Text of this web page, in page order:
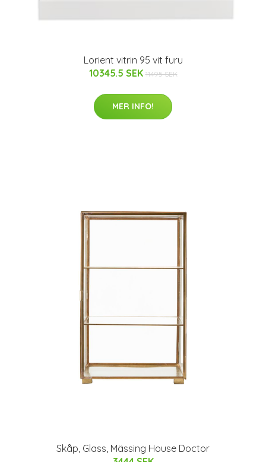
Lorient vitrin 95 vit furu
10345.5 SEK 11495 SEK
MER INFO!
Skåp, Glass, Mässing House Doctor